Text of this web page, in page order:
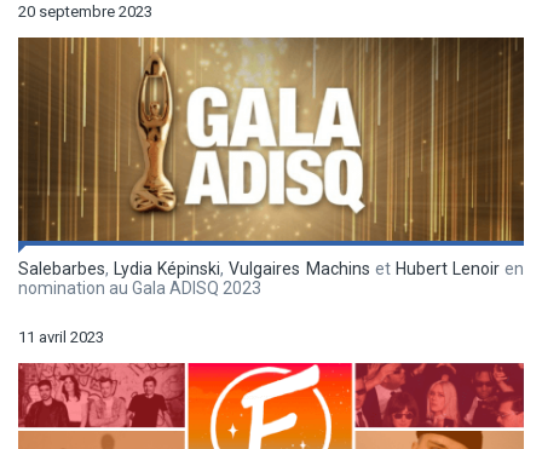
20 septembre 2023
Salebarbes, Lydia Képinski,Vulgaires Machins et Hubert Lenoiren
nomination au Gala ADISQ 2023
11 avril 2023